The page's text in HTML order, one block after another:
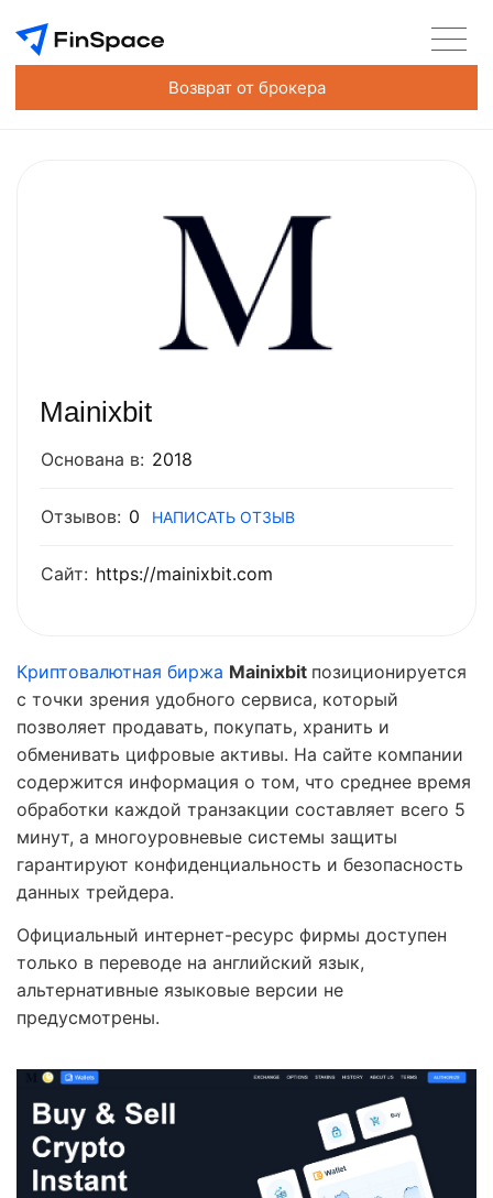
Возврат от брокера
Mainixbit
Основана в: 2018
Отзывов: 0 НАПИСАТЬ ОТЗЫВ
Сайт: https://mainixbit.com
Криптовалютная биржа Mainixbit позиционируется
с точки зрения удобного сервиса, который
позволяет продавать, покупать, хранить и
обменивать цифровые активы. На сайте компании
содержится информация о том, что среднее время
обработки каждой транзакции составляет всего 5
минут, а многоуровневые системы защиты
гарантируют конфиденциальность и безопасность
данных трейдера.
Официальный интернет-ресурс фирмы доступен
только в переводе на английский язык,
альтернативные языковые версии не
предусмотрены.